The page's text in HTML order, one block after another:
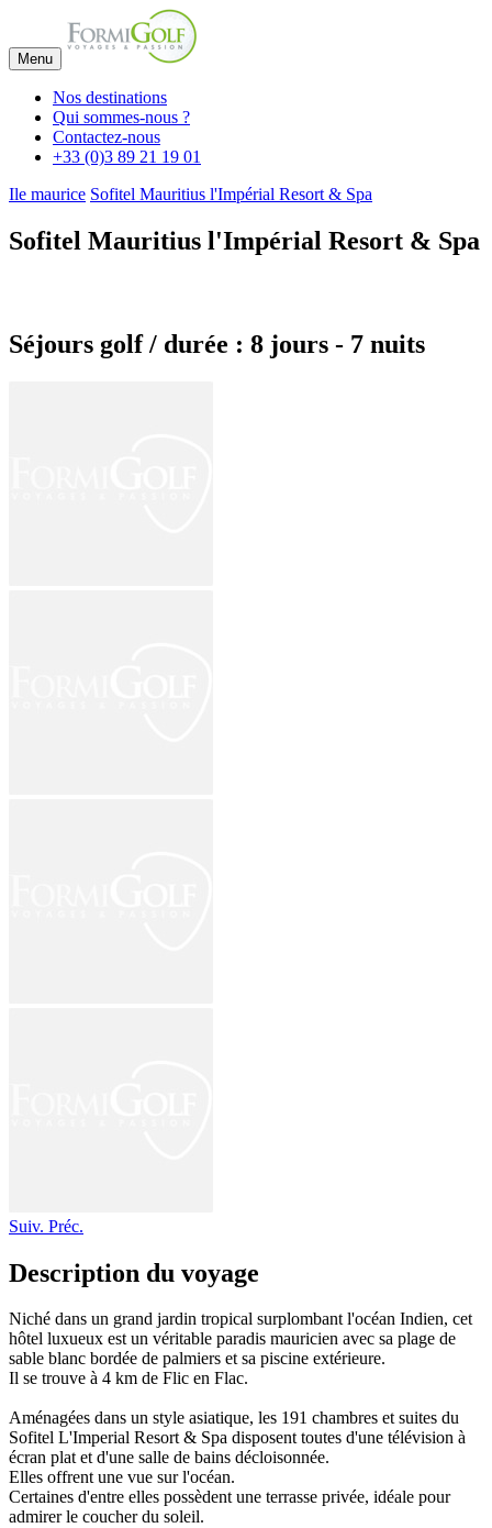
Menu
Nos destinations
Qui sommes-nous ?
Contactez-nous
+33 (0)3 89 21 19 01
Ile maurice Sofitel Mauritius l'Impérial Resort & Spa
Sofitel Mauritius l'Impérial Resort & Spa
Séjours golf / durée : 8 jours - 7 nuits
Suiv. Préc.
Description du voyage
Niché dans un grand jardin tropical surplombant l'océan Indien, cet
hôtel luxueux est un véritable paradis mauricien avec sa plage de
sable blanc bordée de palmiers et sa piscine extérieure.
Il se trouve à 4 km de Flic en Flac.
Aménagées dans un style asiatique, les 191 chambres et suites du
Sofitel L'Imperial Resort & Spa disposent toutes d'une télévision à
écran plat et d'une salle de bains décloisonnée.
Elles offrent une vue sur l'océan.
Certaines d'entre elles possèdent une terrasse privée, idéale pour
admirer le coucher du soleil.